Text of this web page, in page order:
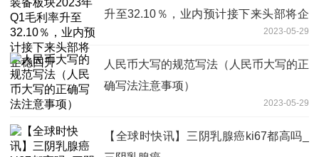
升至32.10％，业内预计接下来头部将企
2023-05-29
人民币大写的规范写法（人民币大写的正
确写法注意事项）
2023-05-29
【全球时快讯】三阴乳腺癌ki67都高吗_